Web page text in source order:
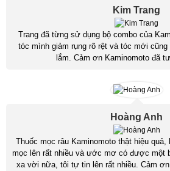
Kim Trang
Trang đã từng sử dụng bộ combo của
tóc mình giảm rụng rõ rệt và tóc mới cũng
lắm. Cảm ơn Kaminomoto đã
Hoàng Anh
Thuốc mọc râu Kaminomoto thật hiệu quả,
mọc lên rất nhiều và ước mơ có được một
xa vời nữa, tôi tự tin lên rất nhiều. Cảm